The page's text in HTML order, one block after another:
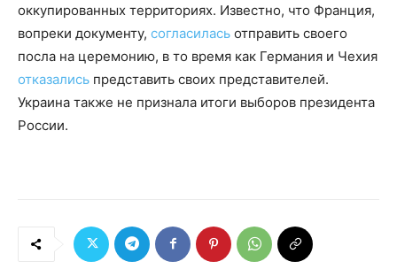
оккупированных территориях. Известно, что Франция,
вопреки документу, согласилась отправить своего
посла на церемонию, в то время как Германия и Чехия
отказались представить своих представителей.
Украина также не признала итоги выборов президента
России.